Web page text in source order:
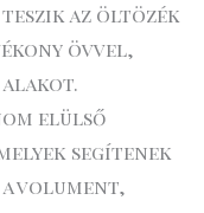
az öltözék
övvel,
alakot.
elülső
segítenek
volument,